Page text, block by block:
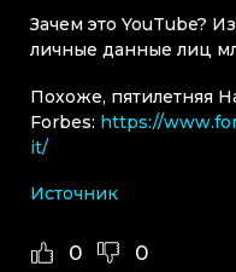
Зачем это YouTube?
личные данные лиц
Похоже, пятилетняя
Forbes: https://
it/
Источник
0 0